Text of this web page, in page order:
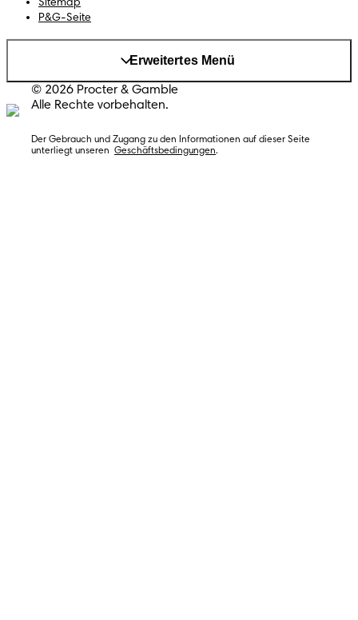
Sitemap
P&G-Seite
Erweitertes Menü
© 2026 Procter & Gamble
Alle Rechte vorbehalten.
Der Gebrauch und Zugang zu den Informationen auf dieser Seite
unterliegt unseren Geschäftsbedingungen.